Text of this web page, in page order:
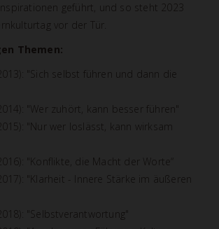
geführt, und so steht 2023
vor der Tür.
Themen:
"Sich selbst führen und dann die
"Wer zuhört, kann besser führen"
"Nur wer loslässt, kann wirksam
"Konflikte, die Macht der Worte“
"Klarheit - Innere Stärke im äußeren
"Selbstverantwortung"